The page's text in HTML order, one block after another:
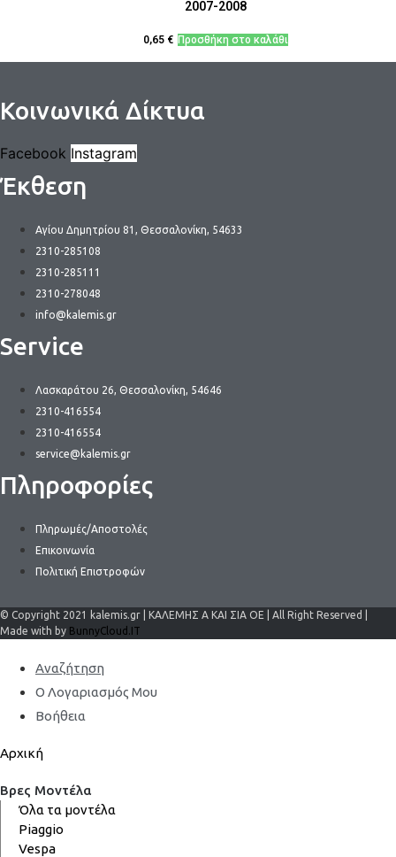
2007-2008
0,65 € Προσθήκη στο καλάθι
Κοινωνικά Δίκτυα
Facebook Instagram
Έκθεση
Αγίου Δημητρίου 81, Θεσσαλονίκη, 54633
2310-285108
2310-285111
2310-278048
info@kalemis.gr
Service
Λασκαράτου 26, Θεσσαλονίκη, 54646
2310-416554
2310-416554
service@kalemis.gr
Πληροφορίες
Πληρωμές/Αποστολές
Επικοινωνία
Πολιτική Επιστροφών
© Copyright 2021 kalemis.gr | ΚΑΛΕΜΗΣ Α ΚΑΙ ΣΙΑ ΟΕ | All Right Reserved |
Made with by BunnyCloud.IT
Αναζήτηση
Ο Λογαριασμός Μου
Βοήθεια
Αρχική
Βρες Μοντέλα
Όλα τα μοντέλα
Piaggio
Vespa